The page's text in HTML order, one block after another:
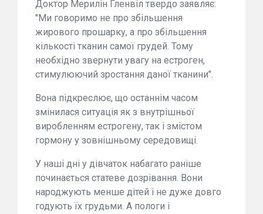
Доктор Мерилін Гленвіл твердо заявляє:
"Ми говоримо не про збільшення
жирового прошарку, а про збільшення
кількості тканин самої грудей. Тому
необхідно звернути увагу на естроген,
стимулюючий зростання даної тканини".
Вона підкреслює, що останнім часом
змінилася ситуація як з внутрішньої
виробленням естрогену, так і змістом
гормону у зовнішньому середовищі.
У наші дні у дівчаток набагато раніше
починається статеве дозрівання. Вони
народжують менше дітей і не дуже довго
годують їх грудьми. А пологи і